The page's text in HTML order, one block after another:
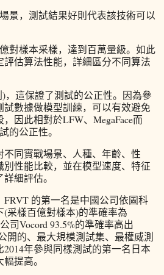
景，測試結果好則代表該技術可以
對樣本采樣，達到百萬量級。如此
估算法性能，詳細區分不同算法
，這保證了測試的公正性。因為參
數據做模型訓練，可以有效避免
因此相對於LFW、MegaFace而
的公正性。
不同實戰場景、人種、年齡、性
性能比較，並在模型速度、特征
細評估。
的第一名是中國公司依圖科
采樣百億對樣本)的準確率為
司Vocord 93.5%的準確率高出
開的、最大規模測試集、最權威測
年參與同樣測試的第一名日本
提高。